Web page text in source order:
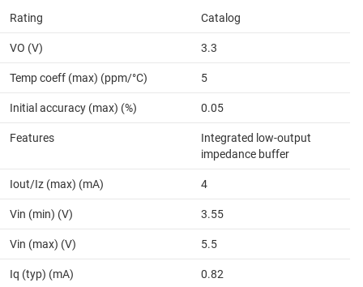
Rating Catalog
VO (V) 3.3
Temp coeff (max) (ppm/°C) 5
Initial accuracy (max) (%) 0.05
Features
Integrated low-output
impedance buffer
Iout/Iz (max) (mA) 4
Vin (min) (V) 3.55
Vin (max) (V) 5.5
Iq (typ) (mA) 0.82